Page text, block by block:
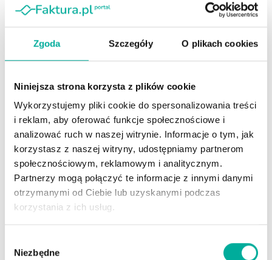
Zgoda Szczegóły O plikach cookies
Niniejsza strona korzysta z plików cookie
Wykorzystujemy pliki cookie do spersonalizowania treści
i reklam, aby oferować funkcje społecznościowe i
analizować ruch w naszej witrynie. Informacje o tym, jak
korzystasz z naszej witryny, udostępniamy partnerom
społecznościowym, reklamowym i analitycznym.
Partnerzy mogą połączyć te informacje z innymi danymi
otrzymanymi od Ciebie lub uzyskanymi podczas
korzystania z ich usług.
zgody
Niezbędne
długoterminowe produkty oznacza lepsze zarządzanie
majątkiem społeczeństwa, większą odporność na szoki
rynkowe i – w perspektywie – wyższy poziom finansowej
Co powstrzymuje polskich
przedsiębiorców przed
inwestycjami?
W teorii wszystko się zgadza: banki mają kapitał,
płynność, gotowość do udzielania kredytów i apetyt na
ryzyko. Przedsiębiorcy – zwłaszcza w czasie wysokiej
inflacji – powinni chcieć inwestować, żeby zwiększyć
efektywność i utrzymać konkurencyjność. A jednak – popyt
niski. Dlaczego polskie firmy nie inwestują, mimo że